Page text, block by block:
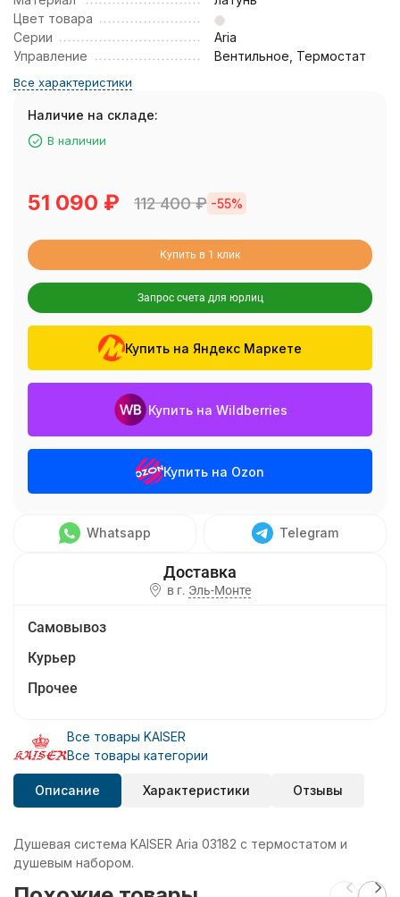
Цвет товара
Серии
Aria
Управление
Вентильное, Термостат
Все характеристики
Наличие на складе:
В наличии
51 090 ₽ 112 400₽ -55%
Купить в 1 клик
Запрос счета для юрлиц
Купить на Яндекс Маркете
Купить на Wildberries
Купить на Ozon
Whatsapp Telegram
в г. Эль-Монте
Самовывоз
Курьер
Прочее
Все товары KAISER
Все товары категории
Описание Характеристики Отзывы
Душевая система KAISER Aria 03182 с термостатом и
душевым набором.